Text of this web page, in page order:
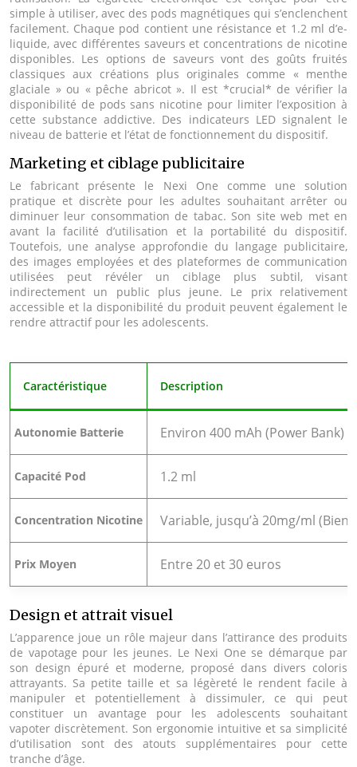
simple à utiliser, avec des pods magnétiques qui s’enclenchent
facilement. Chaque pod contient une résistance et 1.2 ml d’e-
liquide, avec différentes saveurs et concentrations de nicotine
disponibles. Les options de saveurs vont des goûts fruités
classiques aux créations plus originales comme « menthe
glaciale » ou « pêche abricot ». Il est *crucial* de vérifier la
disponibilité de pods sans nicotine pour limiter l’exposition à
cette substance addictive. Des indicateurs LED signalent le
niveau de batterie et l’état de fonctionnement du dispositif.
Marketing et ciblage publicitaire
Le fabricant présente le Nexi One comme une solution
pratique et discrète pour les adultes souhaitant arrêter ou
diminuer leur consommation de tabac. Son site web met en
avant la facilité d’utilisation et la portabilité du dispositif.
Toutefois, une analyse approfondie du langage publicitaire,
des images employées et des plateformes de communication
utilisées peut révéler un ciblage plus subtil, visant
indirectement un public plus jeune. Le prix relativement
accessible et la disponibilité du produit peuvent également le
rendre attractif pour les adolescents.
Caractéristique Description
Autonomie Batterie Environ 400 mAh (Power Bank)
Capacité Pod 1.2 ml
Concentration Nicotine Variable, jusqu’à 20mg/ml (Bien
Prix Moyen Entre 20 et 30 euros
Design et attrait visuel
L’apparence joue un rôle majeur dans l’attirance des produits
de vapotage pour les jeunes. Le Nexi One se démarque par
son design épuré et moderne, proposé dans divers coloris
attrayants. Sa petite taille et sa légèreté le rendent facile à
manipuler et potentiellement à dissimuler, ce qui peut
constituer un avantage pour les adolescents souhaitant
vapoter discrètement. Son ergonomie intuitive et sa simplicité
d’utilisation sont des atouts supplémentaires pour cette
tranche d’âge.